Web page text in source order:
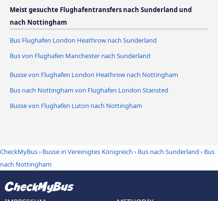
Meist gesuchte Flughafentransfers nach Sunderland und
nach Nottingham
Bus Flughafen London Heathrow nach Sunderland
Bus von Flughafen Manchester nach Sunderland
Busse von Flughafen London Heathrow nach Nottingham
Bus nach Nottingham von Flughafen London Stansted
Busse von Flughafen Luton nach Nottingham
CheckMyBus› Busse in Vereinigtes Königreich › Bus nach Sunderland › Bus
nach Nottingham